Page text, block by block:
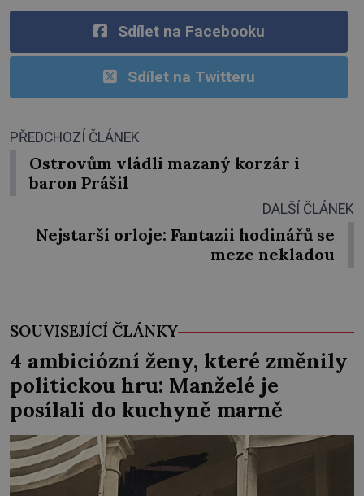
Sdílet na Facebooku
Sdílet na Twitteru
PŘEDCHOZÍ ČLÁNEK
Ostrovům vládli mazaný korzár i
baron Prášil
DALŠÍ ČLÁNEK
Nejstarší orloje: Fantazii hodinářů se
meze nekladou
SOUVISEJÍCÍ ČLÁNKY
4 ambiciózní ženy, které změnily
politickou hru: Manželé je
posílali do kuchyně marně